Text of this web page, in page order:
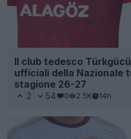
Il club tedesco
ufficiali della Nazionale
stagione 26-27
2 54 0 2.5K 14h